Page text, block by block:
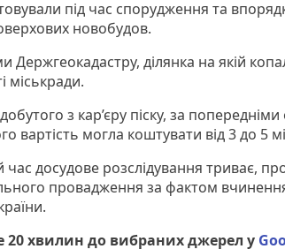
під час спорудження та
новобудов.
Держгеокадастру, ділянка на якій
міськради.
з кар’єру піску, за
вартість могла коштувати від 3 до 5
досудове розслідування триває,
провадження за фактом
20 хвилин до вибраних джерел у